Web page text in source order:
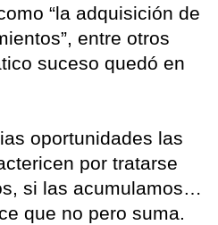
“la adquisición de
entre otros
suceso quedó en
oportunidades las
por tratarse
si las acumulamos…
que no pero suma.